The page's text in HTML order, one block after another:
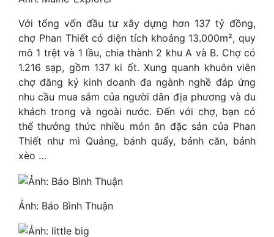
Với tổng vốn đầu tư xây dựng hơn 137 tỷ đồng,
chợ Phan Thiết có diện tích khoảng 13.000m², quy
mô 1 trệt và 1 lầu, chia thành 2 khu A và B. Chợ có
1.216 sạp, gồm 137 ki ốt. Xung quanh khuôn viên
chợ đăng ký kinh doanh đa ngành nghề đáp ứng
nhu cầu mua sắm của người dân địa phương và du
khách trong và ngoài nước. Đến với chợ, bạn có
thể thưởng thức nhiều món ăn đặc sản của Phan
Thiết như mì Quảng, bánh quẩy, bánh căn, bánh
xèo …
Ảnh: Báo Bình Thuận